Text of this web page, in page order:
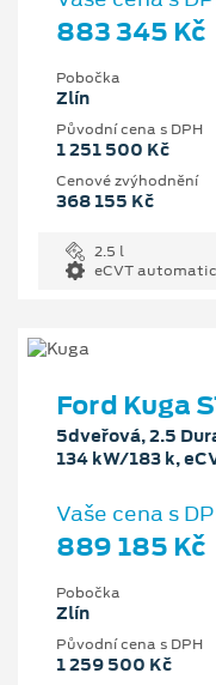
883 345 Kč
Pobočka
Zlín
Původní cena s DPH
1 251 500 Kč
Cenové zvýhodnění
368 155 Kč
2.5 l
eCVT
Ford Kuga
5dveřová, 2.5
134 kW/183 k,
Vaše cena s
889 185 Kč
Pobočka
Zlín
Původní cena s DPH
1 259 500 Kč